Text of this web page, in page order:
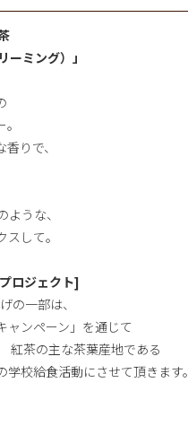
ミング）」
りで、
うな、
して。
ロジェクト]
の一部は、
ャンペーン」を通じて
紅茶の主な茶葉産地である
校給食活動にさせて頂きます。